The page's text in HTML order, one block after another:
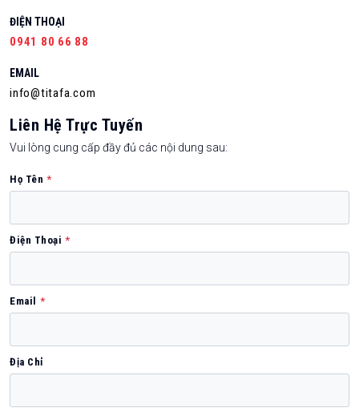
ĐIỆN THOẠI
0941 80 66 88
EMAIL
info@titafa.com
Liên Hệ Trực Tuyến
Vui lòng cung cấp đầy đủ các nội dung sau:
Họ Tên *
Điện Thoại *
Email *
Địa Chỉ